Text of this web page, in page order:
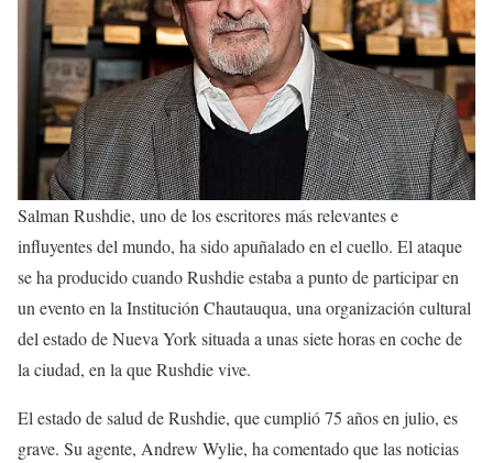
Salman Rushdie, uno de los escritores más relevantes e
influyentes del mundo, ha sido apuñalado en el cuello. El ataque
se ha producido cuando Rushdie estaba a punto de participar en
un evento en la Institución Chautauqua, una organización cultural
del estado de Nueva York situada a unas siete horas en coche de
la ciudad, en la que Rushdie vive.
El estado de salud de Rushdie, que cumplió 75 años en julio, es
grave. Su agente, Andrew Wylie, ha comentado que las noticias